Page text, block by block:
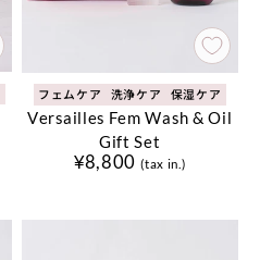
フェムケア 洗浄ケア 保湿ケア
Versailles Fem Wash & Oil
Gift Set
¥8,800 (tax in.)